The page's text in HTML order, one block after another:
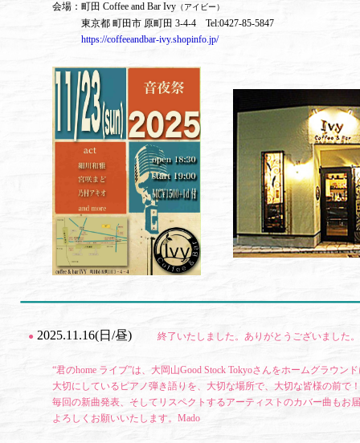
会場：町田 Coffee and Bar Ivy （アイビー）
東京都 町田市 原町田 3-4-4 Tel:0427-85-5847
https://coffeeandbar-ivy.shopinfo.jp/
● 2025.11.16(日/昼) 終了いたしました。ありがとうございました。
“君のhome ライブ”は、大岡山Good Stock Tokyoさんをホームグラウン
大切にしているピアノ弾き語りを、大切な場所で、大切な皆様の前で
毎回の新曲発表、そしてリスペクトするアーティストのカバー曲もお
よろしくお願いいたします。Mado